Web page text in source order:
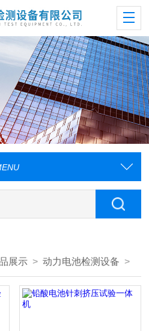
展示 >动力电池检测设备 >